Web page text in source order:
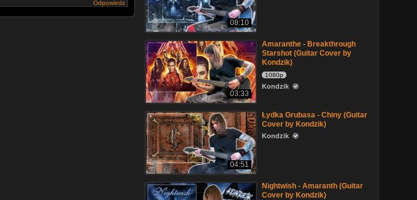
Odpowiedz
08:10
03:33
Amaranthe - Breakthrough
Starshot (Guitar Cover by
Kondzik)
1080p
Kondzik
04:51
Łydka Grubasa - Chiny (Guitar
Cover by Kondzik)
Kondzik
Nightwish - Amaranth (Guitar
Cover by Kondzik)